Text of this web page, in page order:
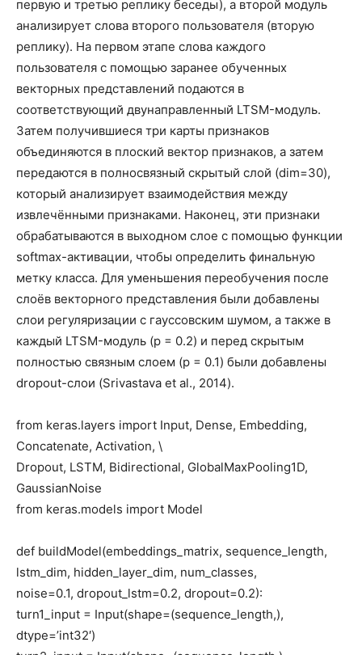
первую и третью реплику беседы), а второй модуль
анализирует слова второго пользователя (вторую
реплику). На первом этапе слова каждого
пользователя с помощью заранее обученных
векторных представлений подаются в
соответствующий двунаправленный LTSM-модуль.
Затем получившиеся три карты признаков
объединяются в плоский вектор признаков, а затем
передаются в полносвязный скрытый слой (dim=30),
который анализирует взаимодействия между
извлечёнными признаками. Наконец, эти признаки
обрабатываются в выходном слое с помощью функции
softmax-активации, чтобы определить финальную
метку класса. Для уменьшения переобучения после
слоёв векторного представления были добавлены
слои регуляризации с гауссовским шумом, а также в
каждый LTSM-модуль (p = 0.2) и перед скрытым
полностью связным слоем (p = 0.1) были добавлены
dropout-слои (Srivastava et al., 2014).
from keras.layers import Input, Dense, Embedding,
Concatenate, Activation, \
Dropout, LSTM, Bidirectional, GlobalMaxPooling1D,
GaussianNoise
from keras.models import Model
def buildModel(embeddings_matrix, sequence_length,
lstm_dim, hidden_layer_dim, num_classes,
noise=0.1, dropout_lstm=0.2, dropout=0.2):
turn1_input = Input(shape=(sequence_length,),
dtype=’int32′)